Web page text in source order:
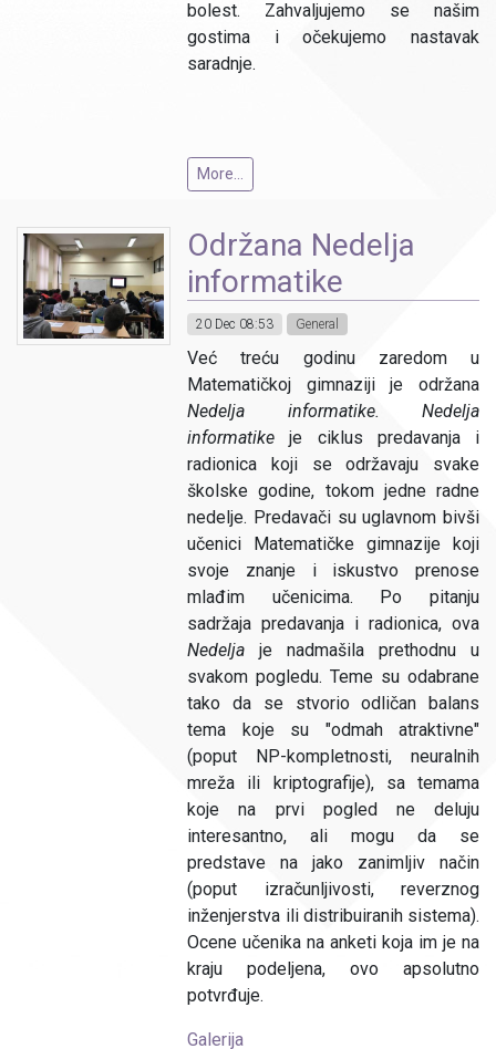
bolest. Zahvaljujemo se našim
gostima i očekujemo nastavak
saradnje.
More...
Održana Nedelja
informatike
20 Dec 08:53 General
Već treću godinu zaredom u
Matematičkoj gimnaziji je održana
Nedelja informatike.
Nedelja
informatike je ciklus predavanja i
radionica koji se održavaju svake
školske godine, tokom jedne radne
nedelje. Predavači su uglavnom bivši
učenici Matematičke gimnazije koji
svoje znanje i iskustvo prenose
mlađim učenicima. Po pitanju
sadržaja predavanja i radionica, ova
Nedelja je nadmašila prethodnu u
svakom pogledu. Teme su odabrane
tako da se stvorio odličan balans
tema koje su "odmah atraktivne"
(poput NP-kompletnosti, neuralnih
mreža ili kriptografije), sa temama
koje na prvi pogled ne deluju
interesantno, ali mogu da se
predstave na jako zanimljiv način
(poput izračunljivosti, reverznog
inženjerstva ili distribuiranih sistema).
Ocene učenika na anketi koja im je na
kraju podeljena, ovo apsolutno
potvrđuje.
Galerija